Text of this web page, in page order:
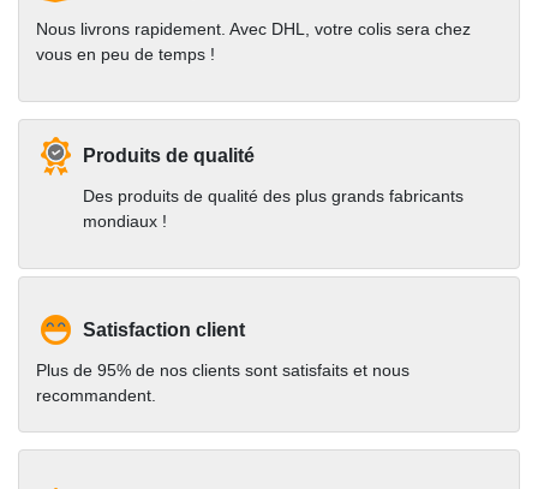
Nous livrons rapidement. Avec DHL, votre colis sera chez
vous en peu de temps !
Produits de qualité
Des produits de qualité des plus grands fabricants
mondiaux !
Satisfaction client
Plus de 95% de nos clients sont satisfaits et nous
recommandent.